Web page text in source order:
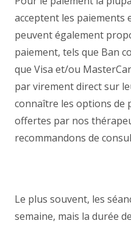
acceptent les paiements
peuvent également
paiement, tels que Ban
que Visa et/ou
par virement direct sur
connaître les options de
offertes par nos
recommandons de
Le plus souvent, les
semaine, mais la durée